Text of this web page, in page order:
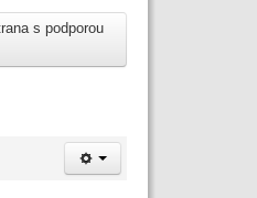
s podporou